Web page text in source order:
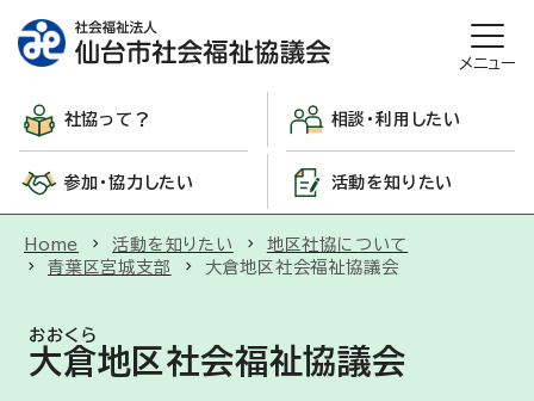
メニュー
社協って？ 相談・利用したい
参加・協力したい 活動を知りたい
Home 活動を知りたい
地区社協について
青葉区宮城支部
大倉地区社会福祉協議会
大倉
おおくら
地区社会福祉協議会